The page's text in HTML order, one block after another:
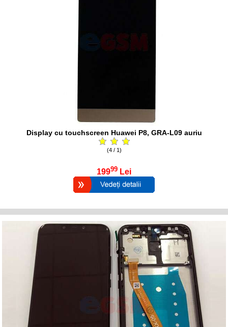
Display cu touchscreen Huawei P8, GRA-L09 auriu
(4 / 1)
19999 Lei